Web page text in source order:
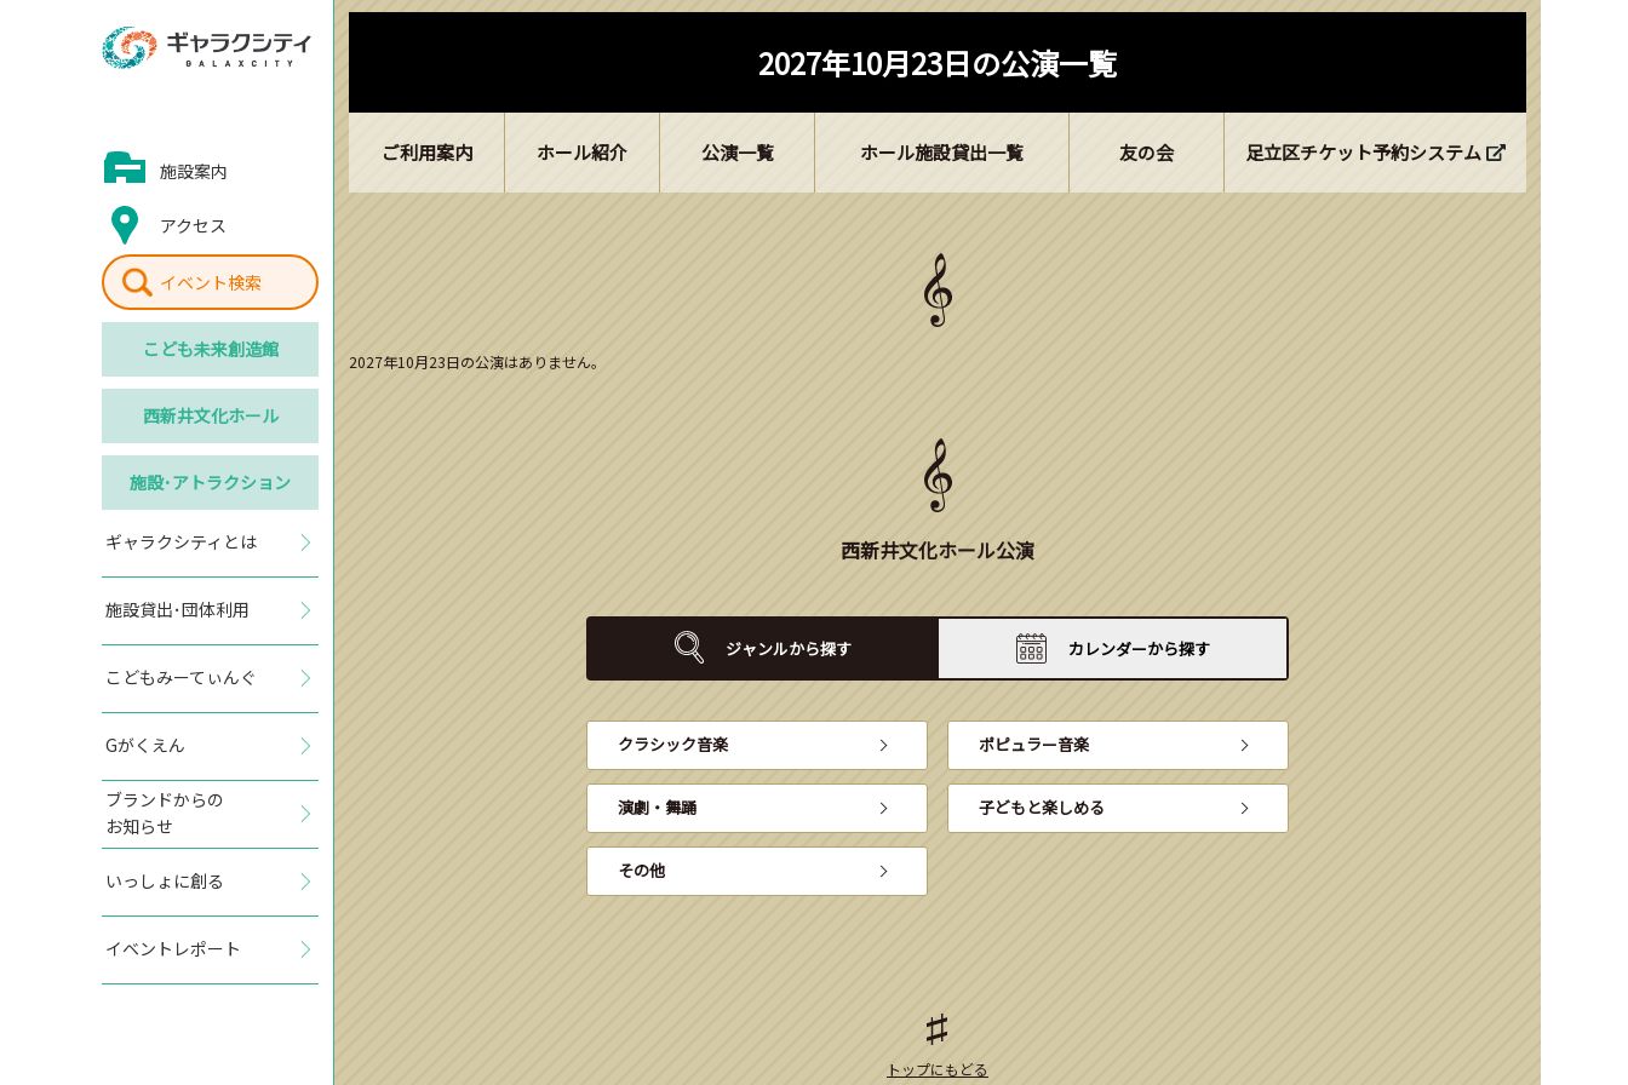
施設案内
アクセス
イベント検索
こども未来創造館
西新井文化ホール
施設･アトラクション
ギャラクシティとは
施設貸出･団体利用
こどもみーてぃんぐ
Gがくえん
ブランドからの
お知らせ
いっしょに創る
イベントレポート
2027年10月23日の公演一覧
ご利用案内 ホール紹介 公演一覧 ホール施設貸出一覧 友の会 足立区チケット予約システム
2027年10月23日の公演はありません。
西新井文化ホール公演
ジャンルから探す カレンダーから探す
クラシック音楽 ポピュラー音楽
演劇・舞踊 子どもと楽しめる
その他
トップにもどる